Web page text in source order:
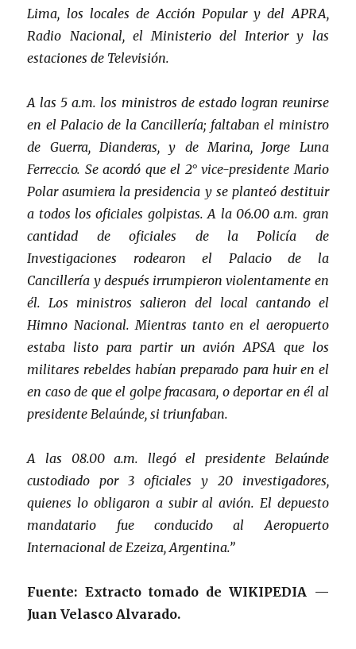
Lima, los locales de Acción Popular y del APRA,
Radio Nacional, el Ministerio del Interior y las
estaciones de Televisión.
A las 5 a.m. los ministros de estado logran reunirse
en el Palacio de la Cancillería; faltaban el ministro
de Guerra, Dianderas, y de Marina, Jorge Luna
Ferreccio. Se acordó que el 2° vice-presidente Mario
Polar asumiera la presidencia y se planteó destituir
a todos los oficiales golpistas. A la 06.00 a.m. gran
cantidad de oficiales de la Policía de
Investigaciones rodearon el Palacio de la
Cancillería y después irrumpieron violentamente en
él. Los ministros salieron del local cantando el
Himno Nacional. Mientras tanto en el aeropuerto
estaba listo para partir un avión APSA que los
militares rebeldes habían preparado para huir en el
en caso de que el golpe fracasara, o deportar en él al
presidente Belaúnde, si triunfaban.
A las 08.00 a.m. llegó el presidente Belaúnde
custodiado por 3 oficiales y 20 investigadores,
quienes lo obligaron a subir al avión. El depuesto
mandatario fue conducido al Aeropuerto
Internacional de Ezeiza, Argentina.”
Fuente: Extracto tomado de WIKIPEDIA —
Juan Velasco Alvarado.